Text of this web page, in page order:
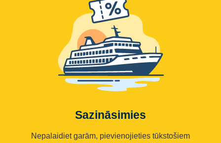
Sazināsimies
Nepalaidiet garām, pievienojieties tūkstošiem